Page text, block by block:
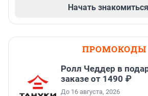
Начать знакомиться
ПРОМОКОДЫ
Ролл Чеддер в
заказе от 1490 ₽
До 16 августа, 2026